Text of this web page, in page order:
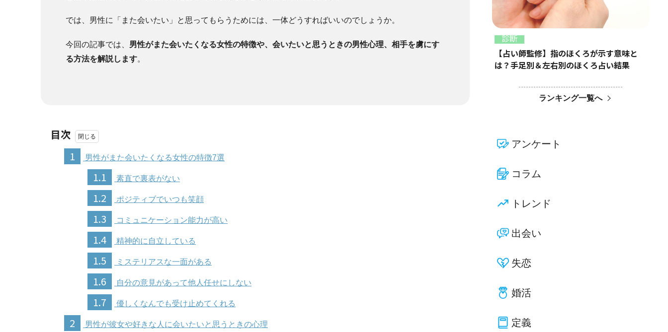
では、男性に「また会いたい」と思ってもらうためには、一体どうすればいいのでしょうか。
今回の記事では、 男性がまた会いたくなる女性の特徴や、会いたいと思うときの男性心理、相手を虜にす
る方法を解説します。
目次
1
男性がまた会いたくなる女性の特徴7選
1.1 素直で裏表がない
1.2 ポジティブでいつも笑顔
1.3 コミュニケーション能力が高い
1.4 精神的に自立している
1.5 ミステリアスな一面がある
1.6 自分の意見があって他人任せにしない
1.7 優しくなんでも受け止めてくれる
2 男性が彼女や好きな人に会いたいと思うときの心理
診断
【占い師監修】指のほくろが示す意味と
は？手足別＆左右別のほくろ占い結果
ランキング一覧へ
アンケート
コラム
トレンド
出会い
失恋
婚活
定義